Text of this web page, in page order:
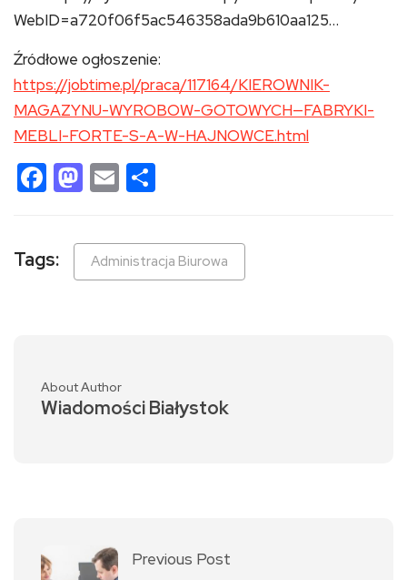
WebID=a720f06f5ac546358ada9b610aa125…
Źródłowe ogłoszenie:
https://jobtime.pl/praca/117164/KIEROWNIK-
MAGAZYNU-WYROBOW-GOTOWYCH—FABRYKI-
MEBLI-FORTE-S-A-W-HAJNOWCE.html
Facebook
Mastodon
Email
Tags: Administracja Biurowa
About Author
Wiadomości Białystok
Previous Post